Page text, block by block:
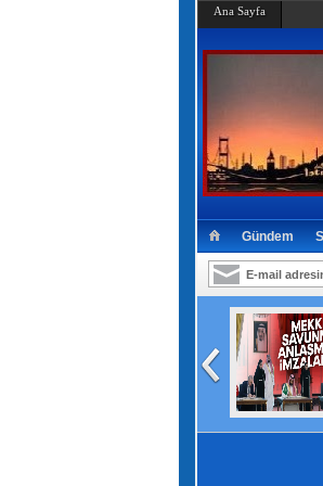
Ana Sayfa
Gündem
Pakistan üçlü
savunma anlaşması